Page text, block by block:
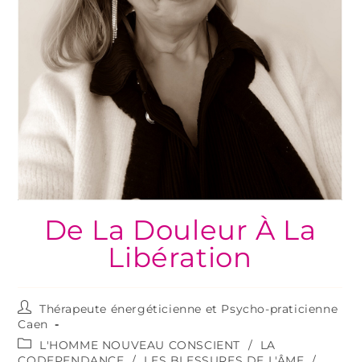
De La Douleur À La
Libération
Thérapeute énergéticienne et Psycho-praticienne
Caen
L'HOMME NOUVEAU CONSCIENT
/
LA